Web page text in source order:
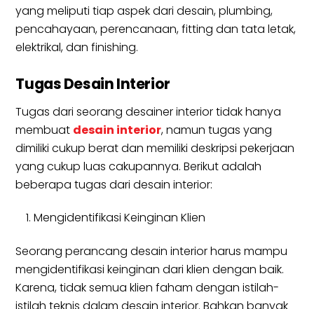
yang meliputi tiap aspek dari desain, plumbing,
pencahayaan, perencanaan, fitting dan tata letak,
elektrikal, dan finishing.
Tugas Desain Interior
Tugas dari seorang desainer interior tidak hanya
membuat desain interior, namun tugas yang
dimiliki cukup berat dan memiliki deskripsi pekerjaan
yang cukup luas cakupannya. Berikut adalah
beberapa tugas dari desain interior:
Mengidentifikasi Keinginan Klien
Seorang perancang desain interior harus mampu
mengidentifikasi keinginan dari klien dengan baik.
Karena, tidak semua klien faham dengan istilah-